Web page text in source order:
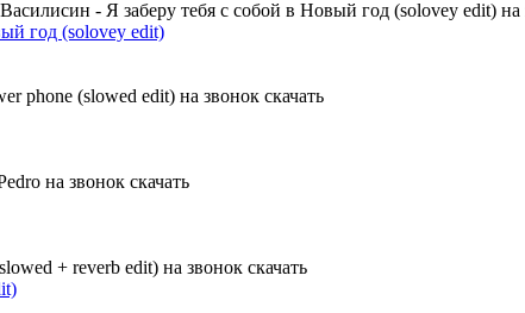
год (solovey edit)